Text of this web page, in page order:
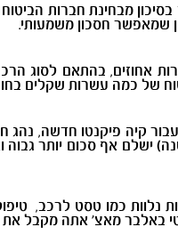
מבחינת חברות
שמאפשר חסכון משמעותי.
אחוזים, בהתאם לסוג
של כמה עשרות שקלים
נהג חדש צעיר (מגיל 17 וותק פחות
כמו טסט לרכב,
באלבר מאצ' אתה מקבל את